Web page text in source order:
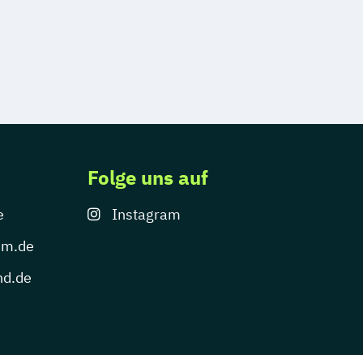
Folge uns auf
Instagram